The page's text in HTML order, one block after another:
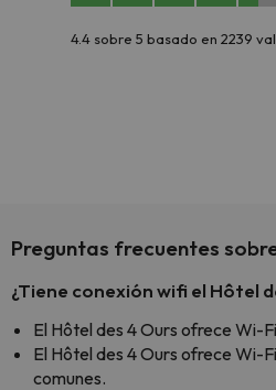
4.4 sobre 5 basado en 2239
Preguntas frecuentes
¿Tiene conexión wifi el Hôtel
El Hôtel des 4 Ours ofrece Wi-
El Hôtel des 4 Ours ofrece Wi-
comunes.